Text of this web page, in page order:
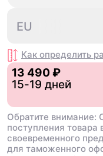
Тренируюсь две
натерло
EU
Как определить
13 490 ₽
15-19 дней
Обратите внимание:
поступления товара
своевременного
для таможенного